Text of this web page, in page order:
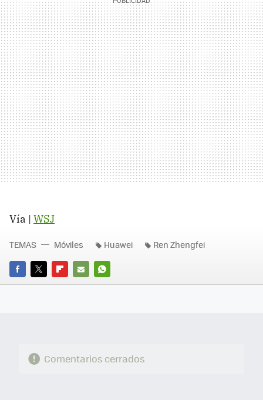
Vía | WSJ
FACEBOOK
TWITTERFLIPBOARD
E-
WHATSAPP
TEMAS Móviles Huawei Ren Zhengfei
Comentarios cerrados